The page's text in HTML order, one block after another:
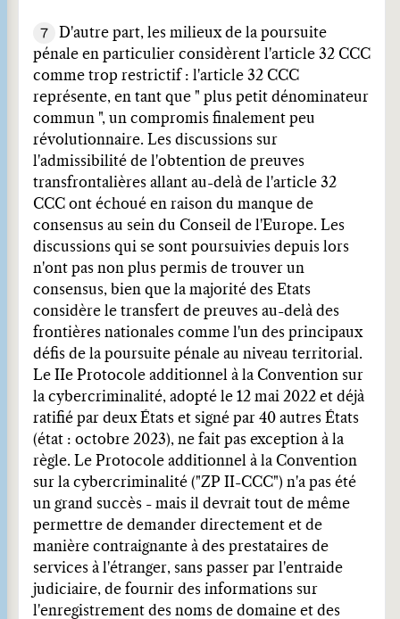
7
D'autre part, les milieux de la poursuite
pénale en particulier considèrent l'article 32 CCC
comme trop restrictif : l'article 32 CCC
représente, en tant que " plus petit dénominateur
commun ", un compromis finalement peu
révolutionnaire. Les discussions sur
l'admissibilité de l'obtention de preuves
transfrontalières allant au-delà de l'article 32
CCC ont échoué en raison du manque de
consensus au sein du Conseil de l'Europe. Les
discussions qui se sont poursuivies depuis lors
n'ont pas non plus permis de trouver un
consensus, bien que la majorité des Etats
considère le transfert de preuves au-delà des
frontières nationales comme l'un des principaux
défis de la poursuite pénale au niveau territorial.
Le IIe Protocole additionnel à la Convention sur
la cybercriminalité, adopté le 12 mai 2022 et déjà
ratifié par deux États et signé par 40 autres États
(état : octobre 2023), ne fait pas exception à la
règle. Le Protocole additionnel à la Convention
sur la cybercriminalité ("ZP II-CCC") n'a pas été
un grand succès - mais il devrait tout de même
permettre de demander directement et de
manière contraignante à des prestataires de
services à l'étranger, sans passer par l'entraide
judiciaire, de fournir des informations sur
l'enregistrement des noms de domaine et des